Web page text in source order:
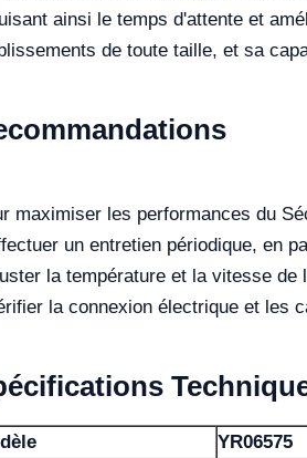
ainsi le temps d'attente et
de toute taille, et sa
maximiser les performances du
un entretien périodique, en
la température et la vitesse
la connexion électrique et les
YR06575